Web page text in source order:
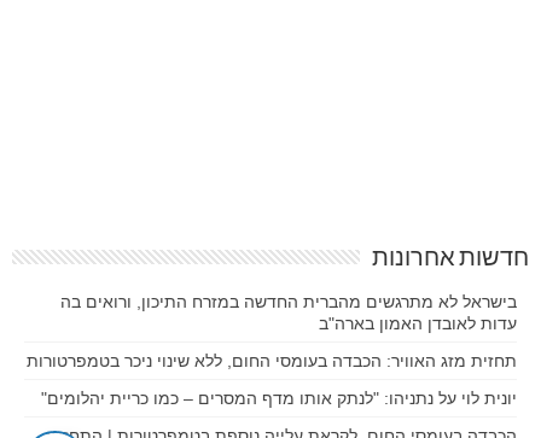
חדשות אחרונות
בישראל לא מתרגשים מהברית החדשה במזרח התיכון, ורואים בה
עדות לאובדן האמון בארה"ב
תחזית מזג האוויר: הכבדה בעומסי החום, ללא שינוי ניכר בטמפרטורות
יונית לוי על נתניהו: "לנתק אותו מדף המסרים – כמו כריית יהלומים"